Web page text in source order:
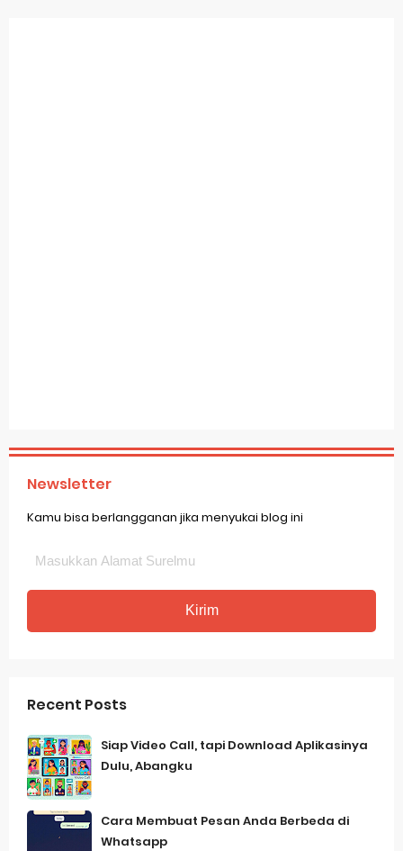
Newsletter
Kamu bisa berlangganan jika menyukai blog ini
Recent Posts
Siap Video Call, tapi Download Aplikasinya
Dulu, Abangku
Cara Membuat Pesan Anda Berbeda di
Whatsapp